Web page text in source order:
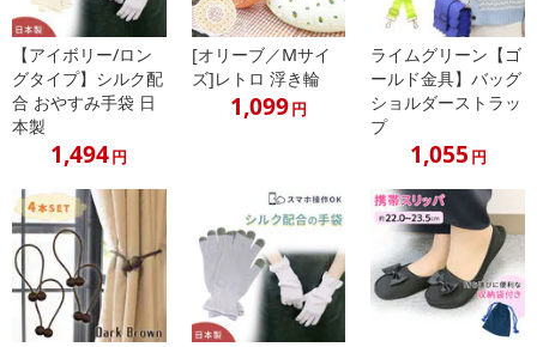
【アイボリー/ロン
グタイプ】シルク配
合 おやすみ手袋 日
本製
1,494円
[オリーブ／Mサイ
ズ]レトロ 浮き輪
1,099円
ライムグリーン【ゴ
ールド金具】バッグ
ショルダーストラッ
プ
1,055 円